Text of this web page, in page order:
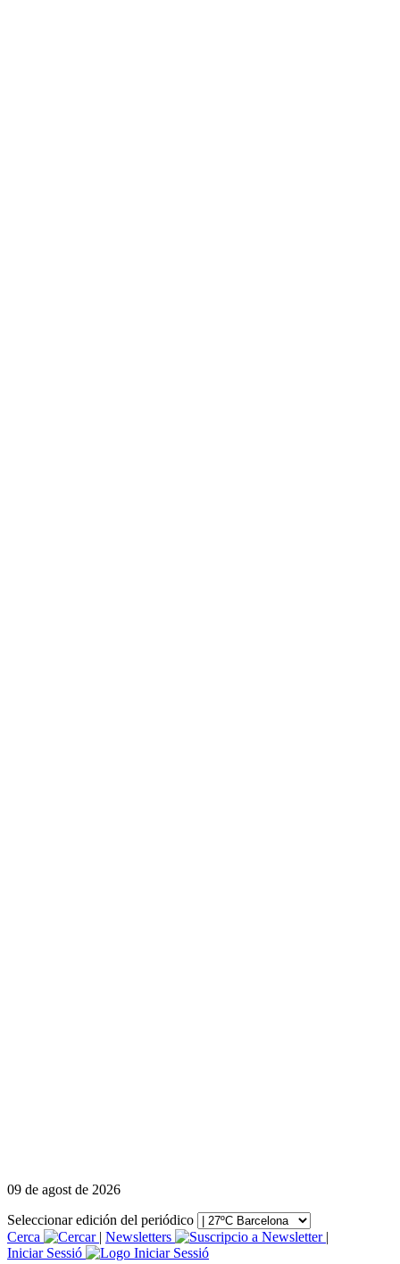
09 de agost de 2026
Seleccionar edición del periódico
Cerca
| Newsletters
|
Iniciar Sessió